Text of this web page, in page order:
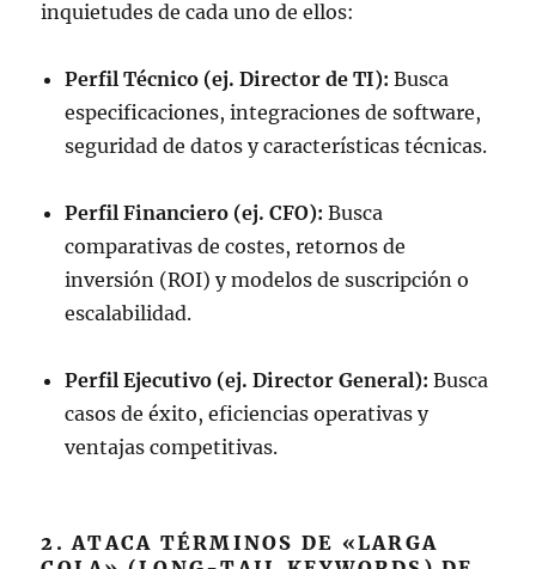
inquietudes de cada uno de ellos:
Perfil Técnico (ej. Director de TI): Busca
especificaciones, integraciones de software,
seguridad de datos y características técnicas.
Perfil Financiero (ej. CFO): Busca
comparativas de costes, retornos de
inversión (ROI) y modelos de suscripción o
escalabilidad.
Perfil Ejecutivo (ej. Director General): Busca
casos de éxito, eficiencias operativas y
ventajas competitivas.
2. ATACA TÉRMINOS DE «LARGA